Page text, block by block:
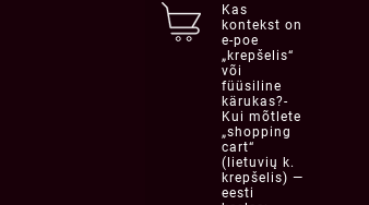
Kas
kontekst on
e-poe
„krepšelis“
või
füüsiline
kärukas?-
Kui mõtlete
„shopping
cart“
(lietuvių k.
krepšelis) —
eesti